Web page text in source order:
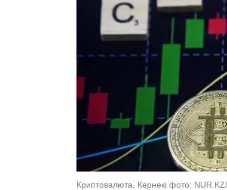
Криптовалюта. Көрнекі фото: